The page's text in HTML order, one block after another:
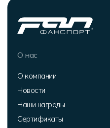
О нас
О компании
Новости
Наши награды
Сертификаты